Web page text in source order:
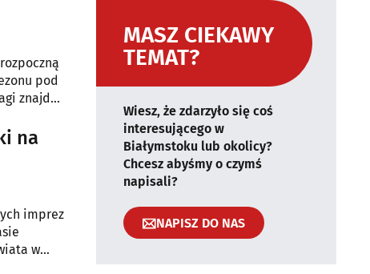
pod
znajdą
na
imprez
w
MASZ CIEKAWY
TEMAT?
Wiesz, że zdarzyło się coś
interesującego w
Białymstoku lub okolicy?
Chcesz abyśmy o czymś
napisali?
NAPISZ DO NAS